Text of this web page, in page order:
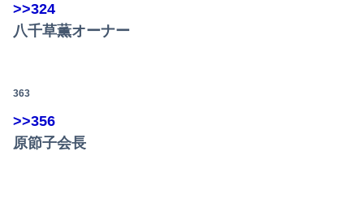
>>324
八千草薫オーナー
363
>>356
原節子会長